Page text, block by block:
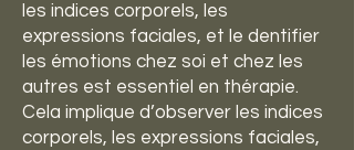
les indices corporels, les
expressions faciales, et le dentifier
les émotions chez soi et chez les
autres est essentiel en thérapie.
Cela implique d’observer les indices
corporels, les expressions faciales,